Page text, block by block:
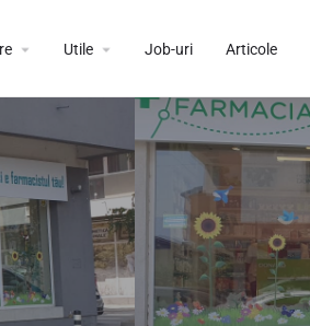
Utile Job-uri Articole